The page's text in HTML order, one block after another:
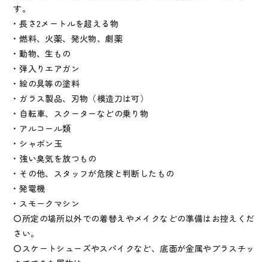
す。
• 長さ2メートルを超える物
• 燃料、火薬、発火物、劇薬
• 動物、生もの
• 弾入りエアガン
• 絵の具等の塗料
• ガラス製品、刃物（模造刀は可）
• 自転車、スクーターなどの乗り物
• アルコール類
• シャボン玉
• 強い臭気を放つもの
• その他、スタッフが危険と判断したもの
• 発電機
• スモークマシン
〇所定の場所以外での着替えやメイクなどの準備はお控えくだ
さい。
〇スケートシューズやスパイクなど、底面が金属やプラスチッ